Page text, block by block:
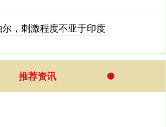
，刺激程度不亚于印度
推荐资讯